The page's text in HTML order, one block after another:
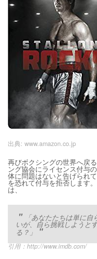
出典: www.amazon.co.jp
再びボクシングの世界へ戻
ング協会にライセンス付与
体に問題はないと告げられ
を恐れて付与を拒否します
は、
「あなたたちは単に
いが、自ら挑戦しようと
る？」
引用：http://www.imdb.com/